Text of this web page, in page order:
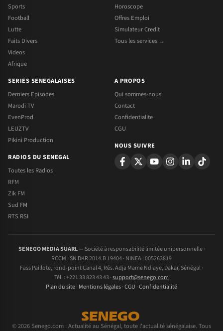
Sports
Football
Lutte
Faits Divers
Videos
Afrique
Horoscope
Offres Emploi
Simulateur Credit
Tous les services →
SERIES SENEGALAISES
Derniers Episodes
Marodi TV
EvenProd
LEUZTV
Pikini Production
RADIOS DU SENEGAL
Toutes les Radios
RFM
Zik FM
Sud FM
RTS RSI
A PROPOS
Qui sommes-nous
Contact
Confidentialite
CGU
NOUS SUIVRE
SENEGO MEDIA SUARL— Société à responsabilité limitée unipersonnelle ·
RCCM : SN DKR 2014.B 19404 · NINEA : 005263819
Fass Paillote, rond-point Canal 4, Rés. Adja Mame Ndiaye, Dakar, Sénégal ·
Tél. : +221 33 823 43 43 ·support@senego.com
Plan du site· Mentions légales·CGU ·Confidentialité
© 2026 Senego.com : Actualité au Sénégal, toute l'actualité sénégalaise. Tous